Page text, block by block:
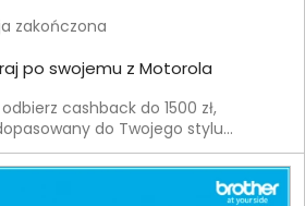
zakończona
po swojemu z Motorola
cashback do 1500 zł,
do Twojego stylu
sportu i wybierz urządzenie, które